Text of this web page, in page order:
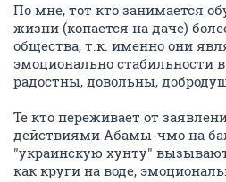
По мне, тот кто занимается
жизни (копается на даче)
общества, т.к. именно они
эмоционально стабильности
радостны, довольны,
Те кто переживает от
действиями Абамы-чмо на
"украинскую хунту"
как круги на воде,